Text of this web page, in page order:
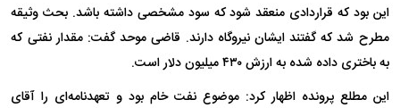
این بود که قراردادی منعقد شود که سود مشخصی داشته باشد. بحث وثیقه
مطرح شد که گفتند ایشان نیروگاه دارند. قاضی موحد گفت: مقدار نفتی که
به باختری داده شده به ارزش ۴۳۰ میلیون دلار است.
این مطلع پرونده اظهار کرد: موضوع نفت خام بود و تعهدنامه‌ای را ‌آقای